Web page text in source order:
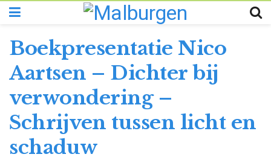
Boekpresentatie Nico
Aartsen – Dichter bij
verwondering –
Schrijven tussen licht en
schaduw